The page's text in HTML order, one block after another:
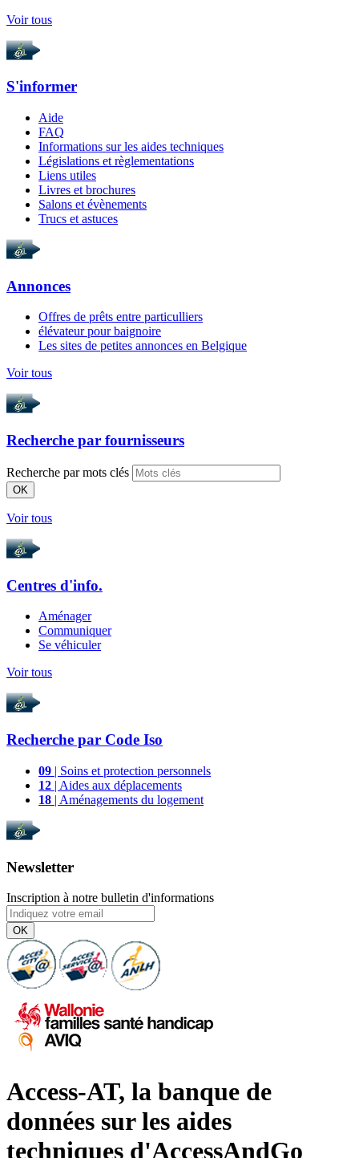
Voir tous
S'informer
Aide
FAQ
Informations sur les aides techniques
Législations et règlementations
Liens utiles
Livres et brochures
Salons et évènements
Trucs et astuces
Annonces
Offres de prêts entre particulliers
élévateur pour baignoire
Les sites de petites annonces en Belgique
Voir tous
Recherche par fournisseurs
Recherche par mots clés
OK
Voir tous
Centres d'info.
Aménager
Communiquer
Se véhiculer
Voir tous
Recherche par Code Iso
09 | Soins et protection personnels
12 | Aides aux déplacements
18 | Aménagements du logement
Newsletter
Inscription à notre bulletin d'informations
OK
Access-AT, la banque de
données sur les aides
techniques d'AccessAndGo